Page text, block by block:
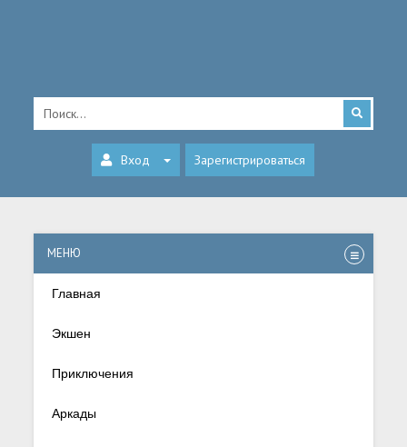
Вход Зарегистрироваться
МЕНЮ
Главная
Экшен
Приключения
Аркады